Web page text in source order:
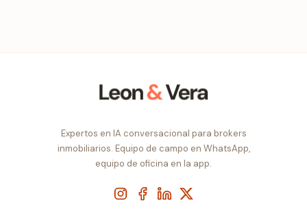
Expertos en IA conversacional para brokers
inmobiliarios. Equipo de campo en WhatsApp,
equipo de oficina en la app.
Instagram
Facebook
LinkedIn
X